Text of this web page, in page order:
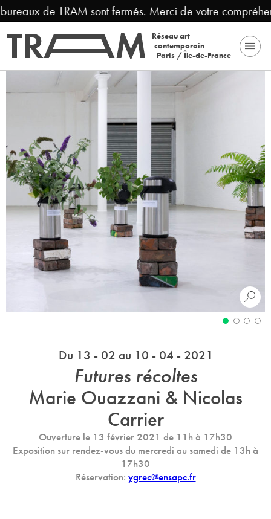
de TRAM sont fermés. Merci de votre
Réseau art
contemporain
Paris / Île-de-France
Du 13 - 02 au 10 - 04 - 2021
Futures récoltes
Marie Ouazzani & Nicolas
Carrier
Ouverture le 13 février 2021 de 11h à 17h30
Exposition sur rendez-vous du mercredi au samedi de 13h à
17h30
Réservation: ygrec@ensapc.fr